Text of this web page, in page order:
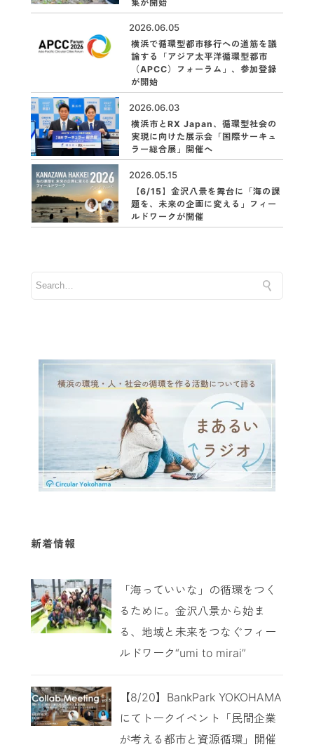
集が開始
2026.06.05
横浜で循環型都市移行への道筋を議
論する「アジア太平洋循環型都市
（APCC）フォーラム」、参加登録
が開始
2026.06.03
横浜市とRX Japan、循環型社会の
実現に向けた展示会「国際サーキュ
ラー総合展」開催へ
2026.05.15
【6/15】金沢八景を舞台に「海の課
題を、未来の企画に変える」フィー
ルドワークが開催
新着情報
「海っていいな」の循環をつく
るために。金沢八景から始ま
る、地域と未来をつなぐフィー
ルドワーク“umi to mirai”
【8/20】BankPark YOKOHAMA
にてトークイベント「民間企業
が考える都市と資源循環」開催